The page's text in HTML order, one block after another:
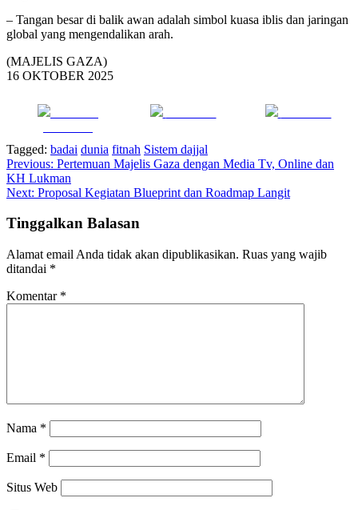
– Tangan besar di balik awan adalah simbol kuasa iblis dan jaringan
global yang mengendalikan arah.
(MAJELIS GAZA)
16 OKTOBER 2025
Tagged: badai dunia fitnah Sistem dajjal
Navigasi
pos
Previous: Pertemuan Majelis Gaza dengan Media Tv, Online dan
KH Lukman
Next: Proposal Kegiatan Blueprint dan Roadmap Langit
Tinggalkan Balasan
Alamat email Anda tidak akan dipublikasikan. Ruas yang wajib
ditandai *
Komentar *
Nama *
Email *
Situs Web